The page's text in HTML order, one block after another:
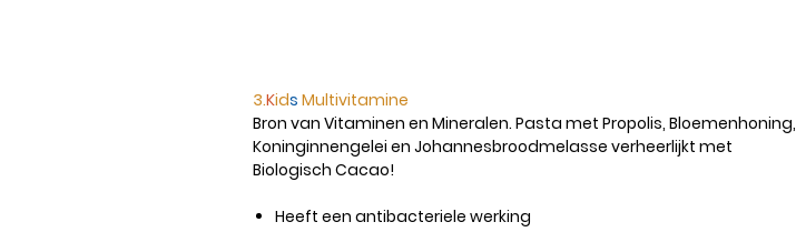
3.Kids Multivitamine
Bron van Vitaminen en Mineralen. Pasta met Propolis, Bloemenhoning,
Koninginnengelei en Johannesbroodmelasse verheerlijkt met
Biologisch Cacao!
Heeft een antibacteriele werking